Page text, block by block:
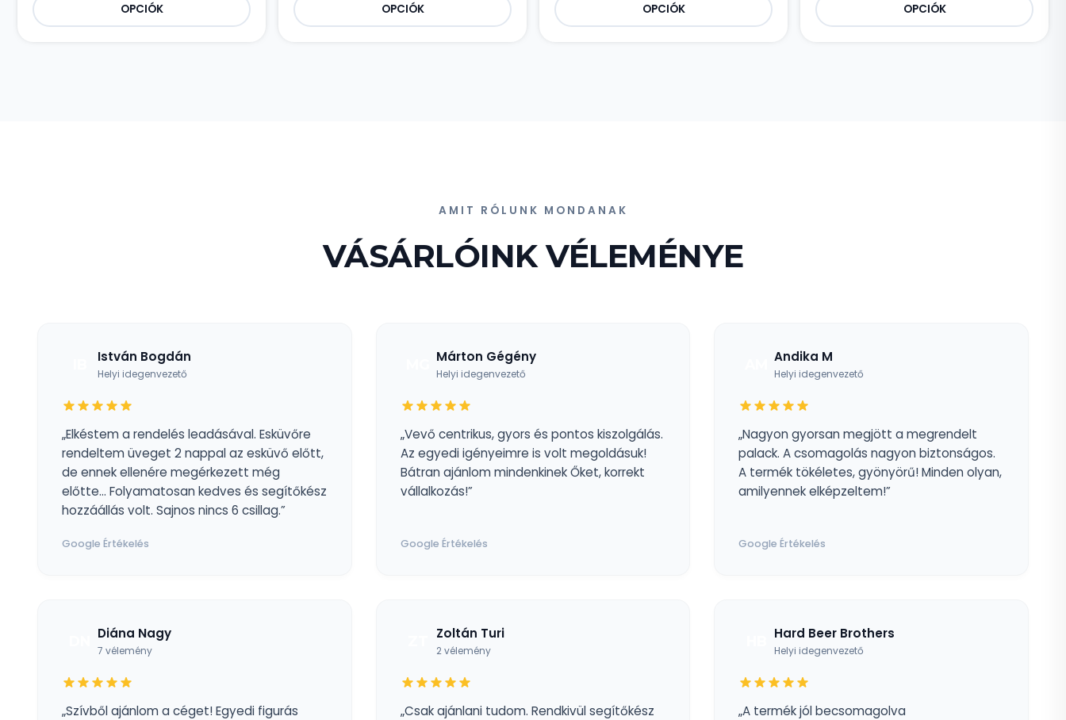
OPCIÓK OPCIÓK OPCIÓK OPCIÓK
AMIT RÓLUNK MONDANAK
VÁSÁRLÓINK VÉLEMÉNYE
István Bogdán
Helyi idegenvezető
„Elkéstem a rendelés leadásával. Esküvőre
rendeltem üveget 2 nappal az esküvő előtt,
de ennek ellenére megérkezett még
előtte... Folyamatosan kedves és segítőkész
hozzáállás volt. Sajnos nincs 6 csillag.”
Google Értékelés
Márton Gégény
Helyi idegenvezető
„Vevő centrikus, gyors és pontos kiszolgálás.
Az egyedi igényeimre is volt megoldásuk!
Bátran ajánlom mindenkinek Őket, korrekt
vállalkozás!”
Google Értékelés
Andika M
Helyi idegenvezető
„Nagyon gyorsan megjött a megrendelt
palack. A csomagolás nagyon biztonságos.
A termék tökéletes, gyönyörű! Minden olyan,
amilyennek elképzeltem!”
Google Értékelés
Diána Nagy
7 vélemény
„Szívből ajánlom a céget! Egyedi figurás
Zoltán Turi
2 vélemény
„Csak ajánlani tudom. Rendkivül segítőkész
Hard Beer Brothers
Helyi idegenvezető
„A termék jól becsomagolva